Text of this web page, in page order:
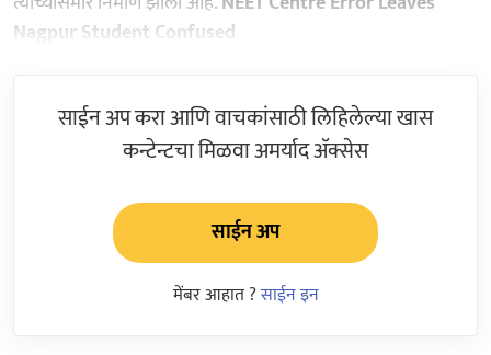
Nagpur Student Confused
साईन अप करा आणि वाचकांसाठी लिहिलेल्या खास
कन्टेन्टचा मिळवा अमर्याद ॲक्सेस
साईन अप
मेंबर आहात ?साईन इन